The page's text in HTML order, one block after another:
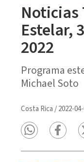
Estelar,
2022
Programa
Michael Soto
Costa Rica /2022-